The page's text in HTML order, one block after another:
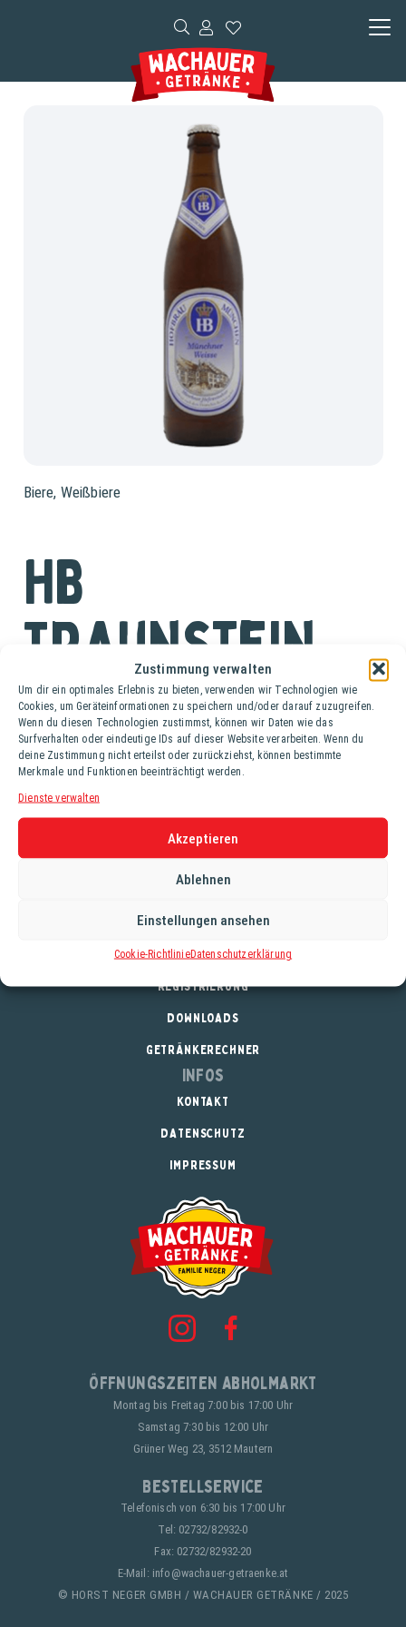
Zustimmung verwalten
Um dir ein optimales Erlebnis zu bieten, verwenden wir Technologien wie
Cookies, um Geräteinformationen zu speichern und/oder darauf zuzugreifen.
Wenn du diesen Technologien zustimmst, können wir Daten wie das
Surfverhalten oder eindeutige IDs auf dieser Website verarbeiten. Wenn du
deine Zustimmung nicht erteilst oder zurückziehst, können bestimmte
Merkmale und Funktionen beeinträchtigt werden.
Dienste verwalten
Akzeptieren
Ablehnen
Einstellungen ansehen
Cookie-RichtlinieDatenschutzerklärung
Biere, Weißbiere
HB
Traunstein
Weißbier
Ki. (20 Fl. à 0,5 lt.)
Das HB Traunstein Weißbier ist hefetrüb und ist durch
seine fruchtige Note besonders erfrischend.
Alkoholgehalt: 5,5%
Service
REGISTRIERUNG
DOWNLOADS
GETRÄNKERECHNER
Infos
KONTAKT
DATENSCHUTZ
IMPRESSUM
Öffnungszeiten Abholmarkt
Montag bis Freitag 7:00 bis 17:00 Uhr
Samstag 7:30 bis 12:00 Uhr
Grüner Weg 23, 3512 Mautern
Bestellservice
Telefonisch von 6:30 bis 17:00 Uhr
Tel: 02732/82932-0
Fax: 02732/82932-20
E-Mail: info@wachauer-getraenke.at
© HORST NEGER GMBH / WACHAUER GETRÄNKE / 2025